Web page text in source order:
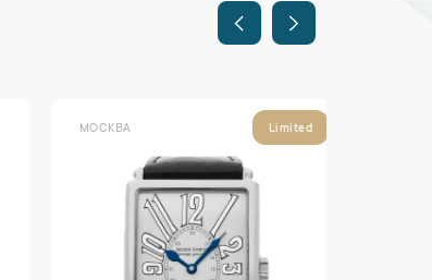
МОСКВА Limited